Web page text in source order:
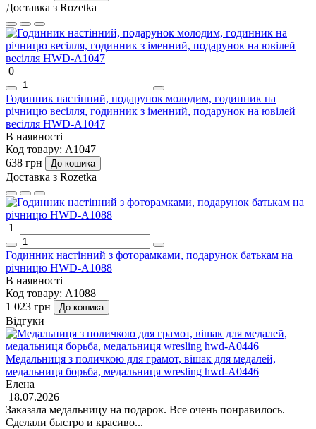
Доставка з Rozetka
0
Годинник настінний, подарунок молодим, годинник на
річницю весілля, годинник з іменний, подарунок на ювілей
весілля HWD-A1047
В наявності
Код товару: A1047
638 грн
До кошика
Доставка з Rozetka
1
Годинник настінний з фоторамками, подарунок батькам на
річницю HWD-A1088
В наявності
Код товару: A1088
1 023 грн
До кошика
Відгуки
Медальниця з поличкою для грамот, вішак для медалей,
медальниця борьба, медальниця wresling hwd-А0446
Елена
18.07.2026
Заказала медальницу на подарок. Все очень понравилось.
Сделали быстро и красиво...